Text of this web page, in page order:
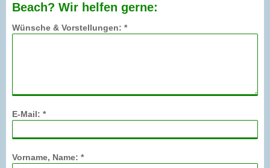
Beach? Wir helfen gerne:
Wünsche & Vorstellungen: *
E-Mail: *
Vorname, Name: *